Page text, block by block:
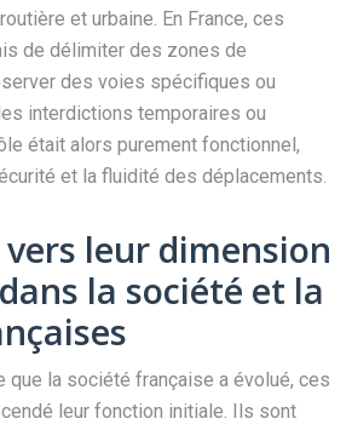
et urbaine. En France, ces
de délimiter des zones de
des voies spécifiques ou
interdictions temporaires ou
était alors purement fonctionnel,
et la fluidité des déplacements.
leur dimension
la société et la
que la société française a évolué, ces
leur fonction initiale. Ils sont